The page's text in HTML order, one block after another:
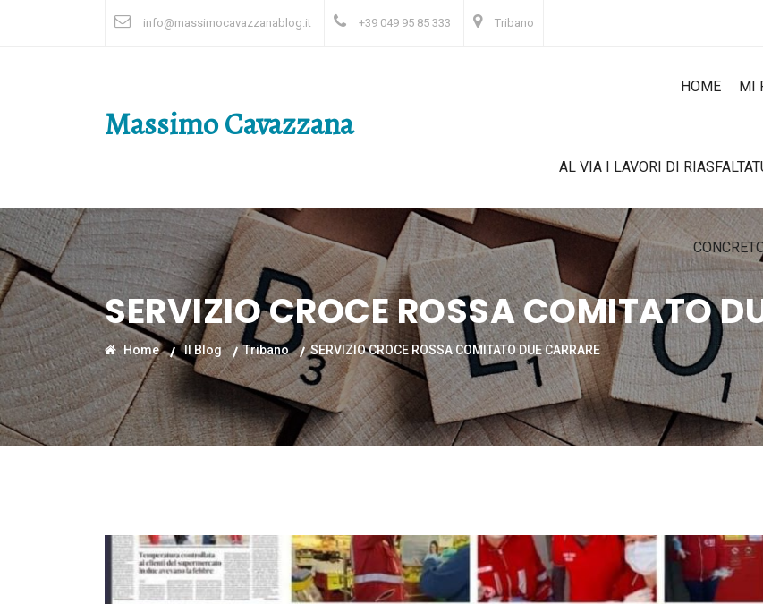
info@massimocavazzanablog.it +39 049 95 85 333 Tribano
Massimo Cavazzana
HOME MI
AL VIA I LAVORI DI
SERVIZIO CROCE ROSSA COMITATO
Home Il Blog Tribano SERVIZIO CROCE ROSSA COMITATO DUE CARRARE